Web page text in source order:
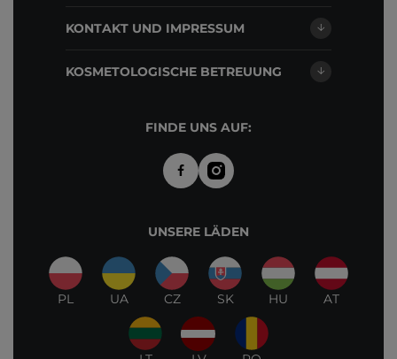
KONTAKT UND IMPRESSUM
KOSMETOLOGISCHE BETREUUNG
FINDE UNS AUF:
UNSERE LÄDEN
PL UA CZ SK HU AT